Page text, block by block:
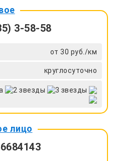
3-58-58
от 30 руб./км
круглосуточно
лицо